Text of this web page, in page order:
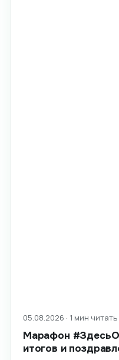
05.08.2026 · 1 мин читать
Марафон
итогов и